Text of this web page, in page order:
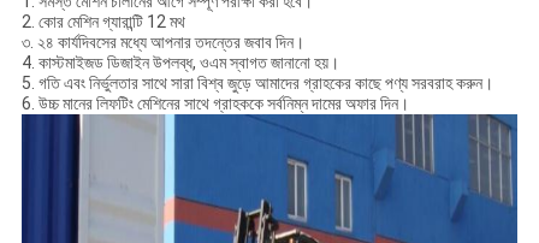
2. কোর মেশিন গ্যারান্টি 12 মথ
৩. ২৪ কার্যদিবসের মধ্যে আপনার তদন্তের জবাব দিন।
4. কাস্টমাইজড ডিজাইন উপলব্ধ, ওএম স্বাগত জানানো হয়।
5. গতি এবং নির্ভুলতার সাথে সারা বিশ্ব জুড়ে আমাদের গ্রাহকের কাছে পণ্য সরবরাহ করুন।
6. উচ্চ মানের লিফটিং মেশিনের সাথে গ্রাহককে সর্বনিম্ন দামের অফার দিন।